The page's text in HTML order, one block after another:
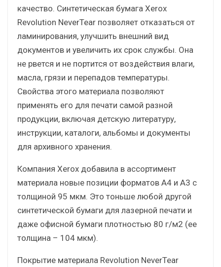
качество. Синтетическая бумага Xerox
Revolution NeverTear позволяет отказаться от
ламинирования, улучшить внешний вид
документов и увеличить их срок службы. Она
не рвется и не портится от воздействия влаги,
масла, грязи и перепадов температуры.
Свойства этого материала позволяют
применять его для печати самой разной
продукции, включая детскую литературу,
инструкции, каталоги, альбомы и документы
для архивного хранения.
Компания Xerox добавила в ассортимент
материала новые позиции форматов A4 и A3 с
толщиной 95 мкм. Это тоньше любой другой
синтетической бумаги для лазерной печати и
даже офисной бумаги плотностью 80 г/м2 (ее
толщина – 104 мкм).
Покрытие материала Revolution NeverTear